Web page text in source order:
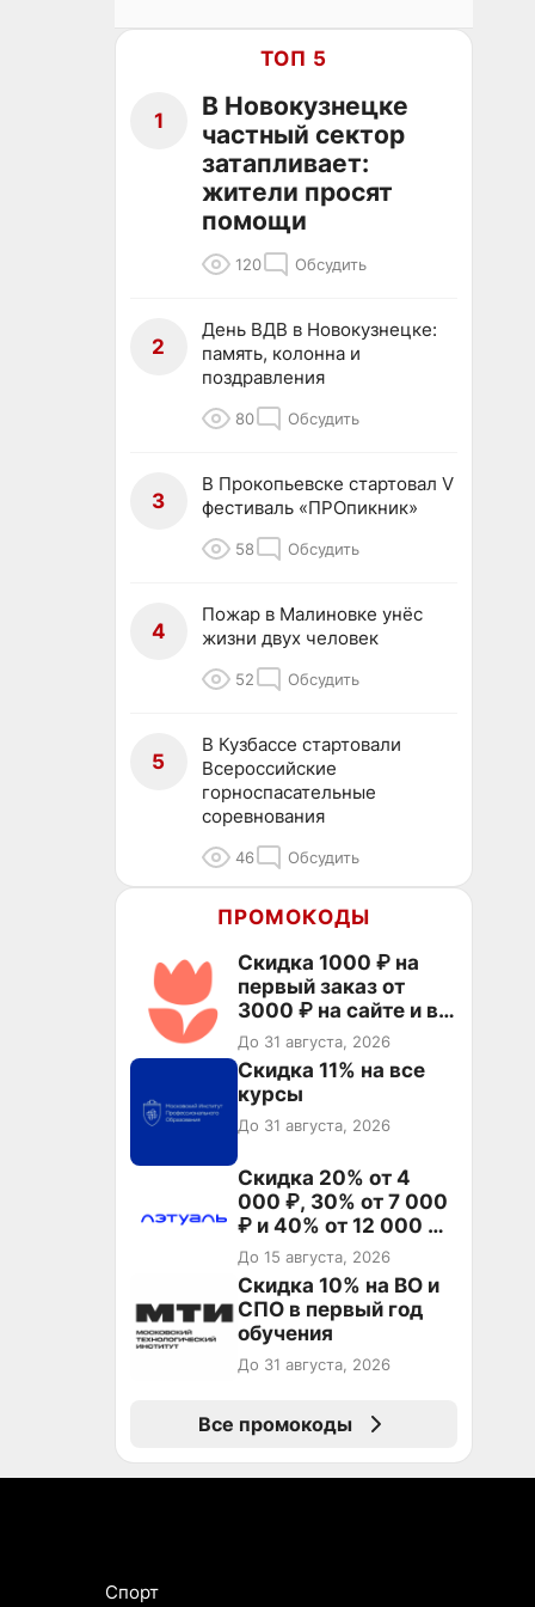
ТОП 5
1
В Новокузнецке
частный сектор
затапливает:
жители просят
помощи
120 Обсудить
2
День ВДВ в Новокузнецке:
память, колонна и
поздравления
80 Обсудить
3
В Прокопьевске стартовал V
фестиваль «ПРОпикник»
58 Обсудить
4
Пожар в Малиновке унёс
жизни двух человек
52 Обсудить
5
В Кузбассе стартовали
Всероссийские
горноспасательные
соревнования
46 Обсудить
ПРОМОКОДЫ
Скидка 1000 ₽ на
первый заказ от
3000 ₽ на сайте и в
приложении
До 31 августа, 2026
Скидка 11% на все
курсы
До 31 августа, 2026
Скидка 20% от 4
000 ₽, 30% от 7 000
₽ и 40% от 12 000 ₽
на первый и все
повторные заказы по
промокоду ТРЕНД
До 15 августа, 2026
Скидка 10% на ВО и
СПО в первый год
обучения
До 31 августа, 2026
Все промокоды
Спорт